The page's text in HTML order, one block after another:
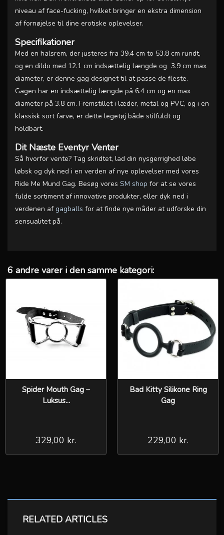
niveau af face-fucking, hvilket bringer en ekstra dimension
af fornøjelse til dine erotiske oplevelser.
Specifikationer
Med en halsrem, der justeres fra 39.4 cm to 53.8 cm rundt,
og en dildo med 12.1 cm indsættelig længde og 3.9 cm max
diameter, er denne gag designet til at passe de fleste.
Gagen har en indsættelig længde på 6.4 cm og en max
diameter på 3.8 cm. Fremstillet i læder, metal og PVC, og i en
klassisk sort farve, er dette legetøj både stilfuldt og
holdbart.
Dit Næste Eventyr Venter
Så hvorfor vente? Tag skridtet, lad din nysgerrighed løbe
løbsk og dyk ned i en verden af nye oplevelser med vores
Ride Me Mund Gag. Besøg vores SM shop for at se vores
fulde sortiment af innovative produkter, eller dyk ned i
verdenen afgagballs for at finde nye måder at udforske din
sensualitet på.
6 andre varer i den samme kategori:
Spider Mouth Gag –
Luksus...
329,00 kr.
Bad Kitty Silikone Ring
Gag
229,00 kr.
RELATED ARTICLES